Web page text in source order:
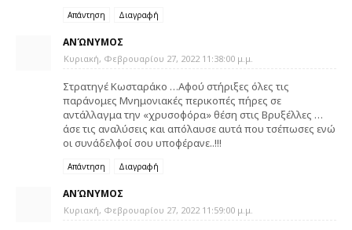
Απάντηση Διαγραφή
ΑΝΏΝΥΜΟΣ
Κυριακή, Φεβρουαρίου 27, 2022 11:38:00 μ.μ.
Στρατηγέ Κωσταράκο …Αφού στήριξες όλες τις
παράνομες Μνημονιακές περικοπές πήρες σε
αντάλλαγμα την «χρυσοφόρα» θέση στις Βρυξέλλες …
άσε τις αναλύσεις και απόλαυσε αυτά που τσέπωσες ενώ
οι συνάδελφοί σου υποφέρανε..!!!
Απάντηση Διαγραφή
ΑΝΏΝΥΜΟΣ
Κυριακή, Φεβρουαρίου 27, 2022 11:59:00 μ.μ.